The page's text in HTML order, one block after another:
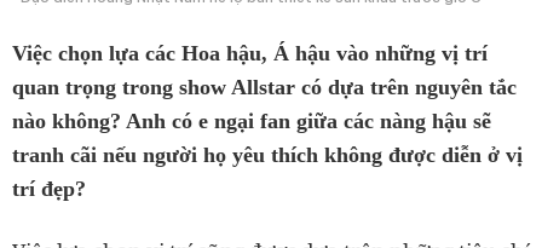
Việc chọn lựa các Hoa hậu, Á hậu vào những vị trí
quan trọng trong show Allstar có dựa trên nguyên tắc
nào không? Anh có e ngại fan giữa các nàng hậu sẽ
tranh cãi nếu người họ yêu thích không được diễn ở vị
trí đẹp?